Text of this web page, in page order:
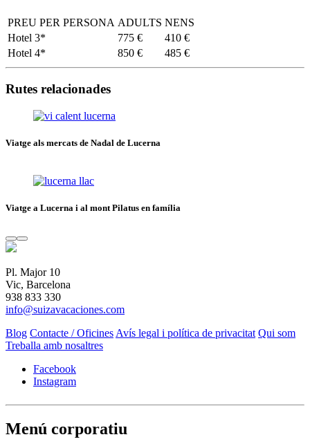
PREU PER PERSONA ADULTS NENS
Hotel 3*
775 €
410 €
Hotel 4*
850 € 485 €
Rutes relacionades
Viatge als mercats de Nadal de Lucerna
Viatge a Lucerna i al mont Pilatus en família
Pl. Major 10
Vic, Barcelona
938 833 330
info@suizavacaciones.com
Blog Contacte / Oficines Avís legal i política de privacitat Qui som
Treballa amb nosaltres
Facebook
Instagram
Menú corporatiu